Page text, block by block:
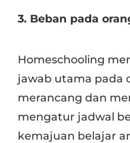
3. Beban pada
Homeschooling
jawab utama pada
merancang dan
mengatur jadwal
kemajuan belajar